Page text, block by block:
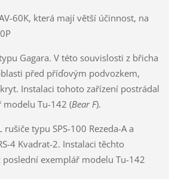
60K, která mají větší účinnost, na
Gagara. V této souvislosti z břicha
před příďovým podvozkem,
Instalaci tohoto zařízení postrádal
Tu-142 (Bear F).
typu SPS-100 Rezeda-A a
4 Kvadrat-2. Instalaci těchto
exemplář modelu Tu-142